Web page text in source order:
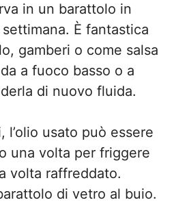
in un barattolo in
È fantastica
gamberi o come salsa
a fuoco basso o a
di nuovo fluida.
l’olio usato può essere
una volta per friggere
volta raffreddato.
di vetro al buio.